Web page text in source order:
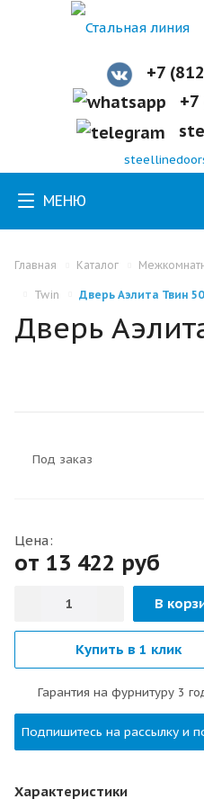
+7
МЕНЮ
Главная Каталог
Twin Дверь Аэлита Твин 50
Дверь
Под заказ
Цена:
от 13 422 руб
В
Купить в 1 клик
Гарантия на фурнитуру 3
Подпишитесь на рассылку и
Характеристики